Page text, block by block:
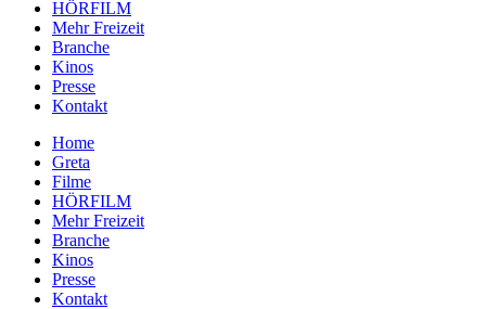
HÖRFILM
Mehr Freizeit
Branche
Kinos
Presse
Kontakt
Home
Greta
Filme
HÖRFILM
Mehr Freizeit
Branche
Kinos
Presse
Kontakt